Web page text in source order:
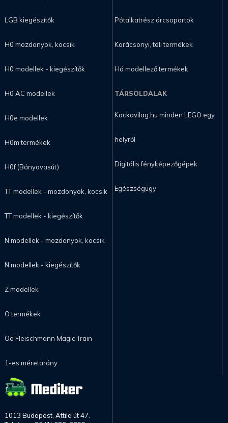
LGB kiegészítők
H0 mozdonyok, kocsik
H0 modellek - kiegészítők
H0 AC modellek
H0e modellek
H0m termékek
H0f (Bányavasút)
TT modellek - mozdonyok, kocsik
TT modellek - kiegészítők
N modellek - mozdonyok, kocsik
N modellek - kiegészítők
Z modellek
O termékek
Oe Fleischmann Magic Train
1-es méretarány
Pótalkatrész árcsoportok
Karácsonyi, téli termékek
Hó modellező termékek
TÁRSOLDALAK
Kockavilag.hu minden LEGO egy
helyről
Digitális fényképezőgépek
Egészségügy
1013 Budapest, Attila út 47.